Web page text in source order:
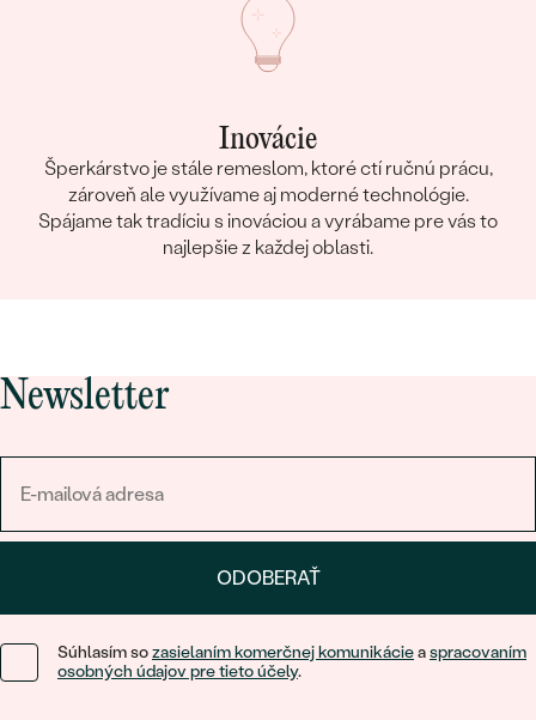
Inovácie
Šperkárstvo je stále remeslom, ktoré ctí ručnú prácu,
zároveň ale využívame aj moderné technológie.
Spájame tak tradíciu s inováciou a vyrábame pre vás to
najlepšie z každej oblasti.
Newsletter
ODOBERAŤ
Súhlasím sozasielaním komerčnej komunikácieaspracovaním
osobných údajov pre tieto účely.